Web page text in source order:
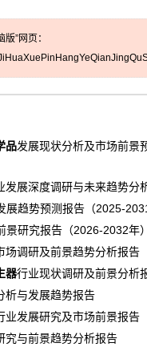
”网页：
品发展现状分析及市场前景
发展深度调研与未来趋势分
展趋势预测报告（2025-
景研究报告（2026-2032年
场调研及前景趋势分析报告
器行业现状调研及前景分析
析与发展趋势报告
业发展研究及市场前景报告
究与前景趋势分析报告